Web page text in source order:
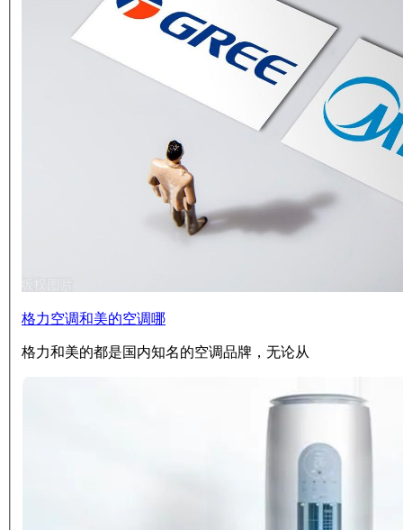
格力空调和美的空调哪
格力和美的都是国内知名的空调品牌，无论从